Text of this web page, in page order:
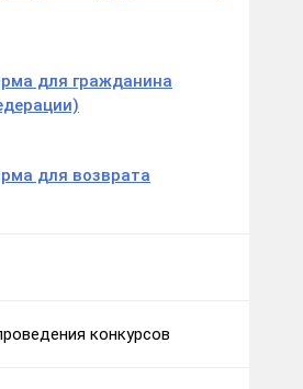
для гражданина
для возврата
конкурсов